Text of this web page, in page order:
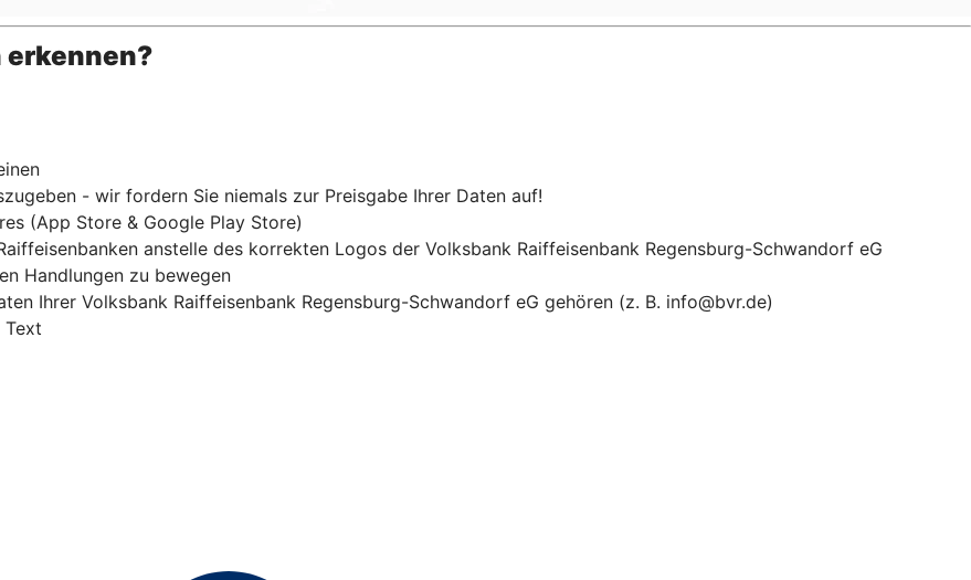
erkennen?
- wir fordern Sie niemals zur Preisgabe Ihrer Daten auf!
(App Store & Google Play Store)
anstelle des korrekten Logos der Volksbank Raiffeisenbank Regensburg-Schwandorf eG
Handlungen zu bewegen
Ihrer Volksbank Raiffeisenbank Regensburg-Schwandorf eG gehören (z. B. info@bvr.de)
Text